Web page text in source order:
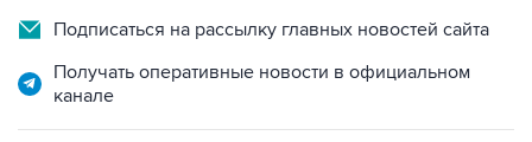
Подписаться на рассылку главных новостей сайта
Получать оперативные новости в официальном
канале